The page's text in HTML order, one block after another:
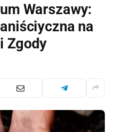
Warszawy:
na
Zgody